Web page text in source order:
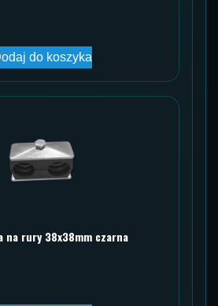
do koszyka
na rury 38x38mm czarna